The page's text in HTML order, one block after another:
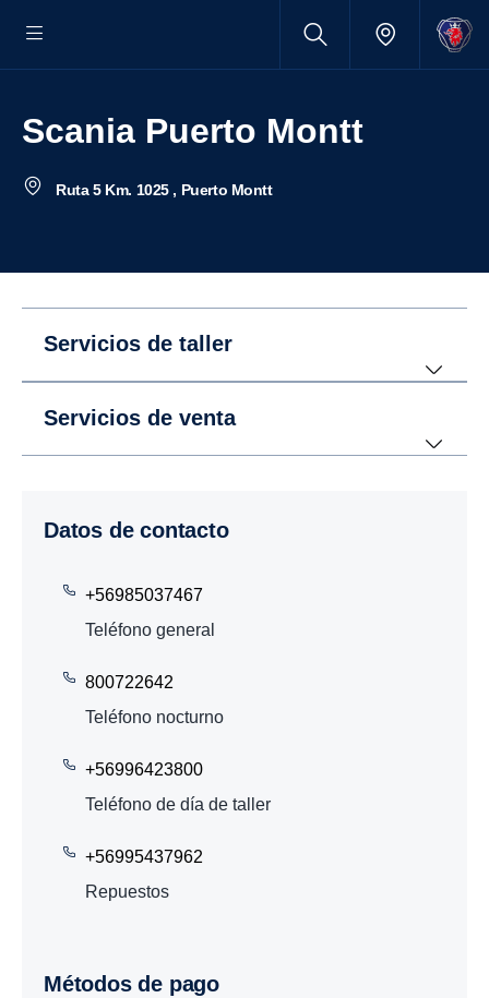
Scania Puerto Montt
Ruta 5 Km. 1025 , Puerto Montt
Servicios de taller
Servicios de venta
Datos de contacto
+56985037467
Teléfono general
800722642
Teléfono nocturno
+56996423800
Teléfono de día de taller
+56995437962
Repuestos
Métodos de pago